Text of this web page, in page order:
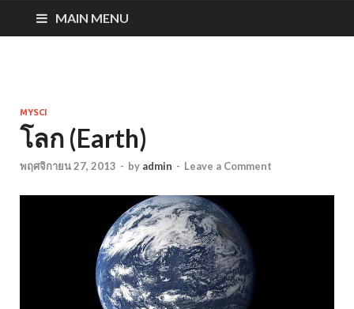
MAIN MENU
MYSCI
โลก (Earth)
พฤศจิกายน 27, 2013 - by admin - Leave a Comment